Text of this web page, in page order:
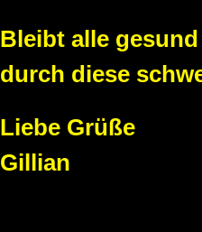
Bleibt alle
durch diese
Liebe Grüße
Gillian